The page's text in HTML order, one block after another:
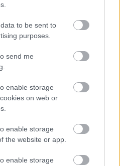
to be sent to
purposes.
send me
enable storage
on web or
enable storage
the website or app.
enable storage
és elfogadom az